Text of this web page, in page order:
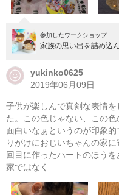
参加したワークショップ
家族の思い出を詰め込
yukinko0625
2019年06月09日
子供が楽しんで真剣な表情
た。この色じゃない、この色
面白いなぁというのが印象
りがけにおじいちゃんの家
回目に作ったハートのほう
家ではなく